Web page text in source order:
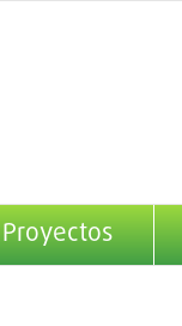
Proyectos